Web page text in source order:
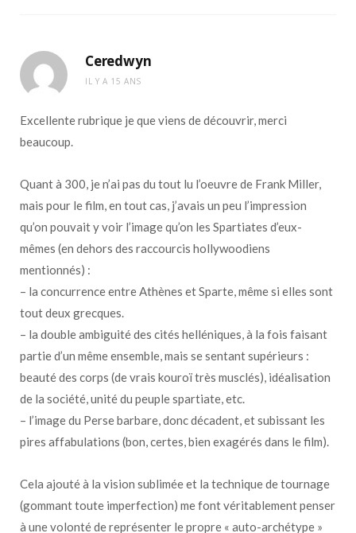
Ceredwyn
IL Y A 15 ANS
Excellente rubrique je que viens de découvrir, merci
beaucoup.
Quant à 300, je n’ai pas du tout lu l’oeuvre de Frank Miller,
mais pour le film, en tout cas, j’avais un peu l’impression
qu’on pouvait y voir l’image qu’on les Spartiates d’eux-
mêmes (en dehors des raccourcis hollywoodiens
mentionnés) :
– la concurrence entre Athènes et Sparte, même si elles sont
tout deux grecques.
– la double ambiguité des cités helléniques, à la fois faisant
partie d’un même ensemble, mais se sentant supérieurs :
beauté des corps (de vrais kouroï très musclés), idéalisation
de la société, unité du peuple spartiate, etc.
– l’image du Perse barbare, donc décadent, et subissant les
pires affabulations (bon, certes, bien exagérés dans le film).
Cela ajouté à la vision sublimée et la technique de tournage
(gommant toute imperfection) me font véritablement penser
à une volonté de représenter le propre « auto-archétype »